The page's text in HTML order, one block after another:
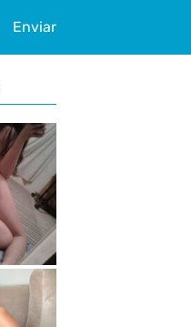
Enviar